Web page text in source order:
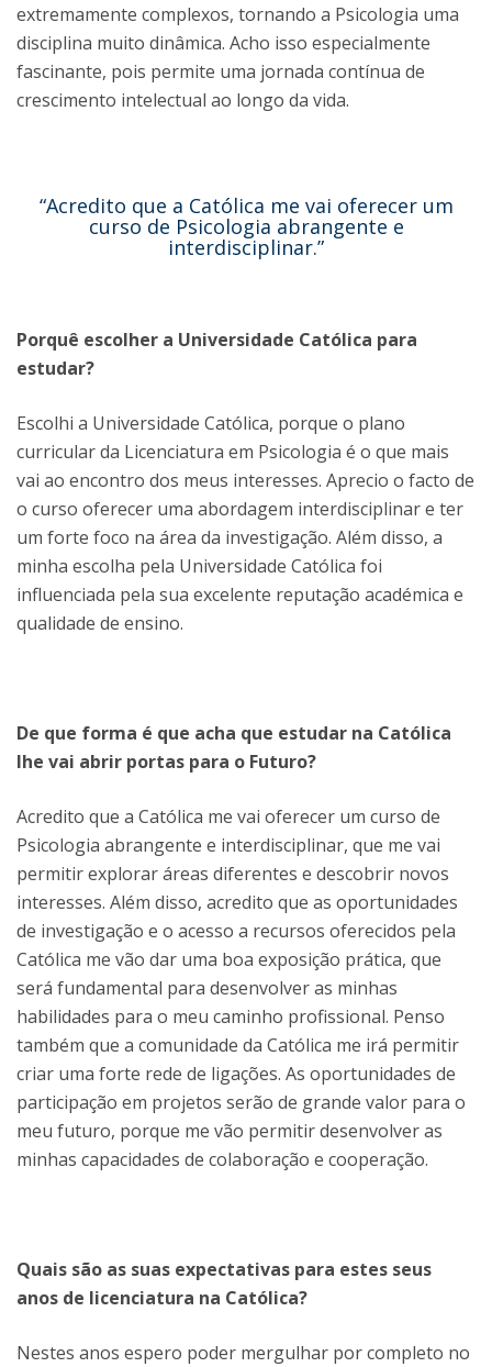
extremamente complexos, tornando a Psicologia uma
disciplina muito dinâmica. Acho isso especialmente
fascinante, pois permite uma jornada contínua de
crescimento intelectual ao longo da vida.
“Acredito que a Católica me vai oferecer um
curso de Psicologia abrangente e
interdisciplinar.”
Porquê escolher a Universidade Católica para
estudar?
Escolhi a Universidade Católica, porque o plano
curricular da Licenciatura em Psicologia é o que mais
vai ao encontro dos meus interesses. Aprecio o facto de
o curso oferecer uma abordagem interdisciplinar e ter
um forte foco na área da investigação. Além disso, a
minha escolha pela Universidade Católica foi
influenciada pela sua excelente reputação académica e
qualidade de ensino.
De que forma é que acha que estudar na Católica
lhe vai abrir portas para o Futuro?
Acredito que a Católica me vai oferecer um curso de
Psicologia abrangente e interdisciplinar, que me vai
permitir explorar áreas diferentes e descobrir novos
interesses. Além disso, acredito que as oportunidades
de investigação e o acesso a recursos oferecidos pela
Católica me vão dar uma boa exposição prática, que
será fundamental para desenvolver as minhas
habilidades para o meu caminho profissional. Penso
também que a comunidade da Católica me irá permitir
criar uma forte rede de ligações. As oportunidades de
participação em projetos serão de grande valor para o
meu futuro, porque me vão permitir desenvolver as
minhas capacidades de colaboração e cooperação.
Quais são as suas expectativas para estes seus
anos de licenciatura na Católica?
Nestes anos espero poder mergulhar por completo no